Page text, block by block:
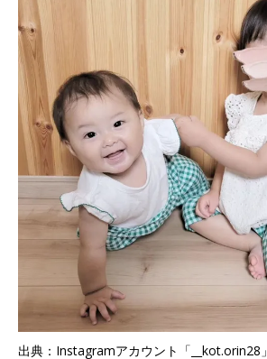
出典：Instagramアカウント「__kot.orin28」